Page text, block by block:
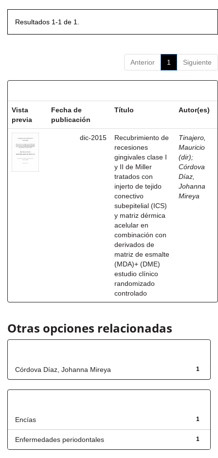
Resultados 1-1 de 1.
Anterior 1 Siguiente
Vista
previa
Fecha de
publicación
Título Autor(es)
dic-2015
Recubrimiento de
recesiones
gingivales clase I
y II de Miller
tratados con
injerto de tejido
conectivo
subepitelial (ICS)
y matriz dérmica
acelular en
combinación con
derivados de
matriz de esmalte
(MDA)+ (DME)
estudio clínico
randomizado
controlado
Tinajero,
Mauricio
(dir);
Córdova
Díaz,
Johanna
Mireya
Otras opciones relacionadas
1
Córdova Díaz, Johanna Mireya
1
Encías
1
Enfermedades periodontales